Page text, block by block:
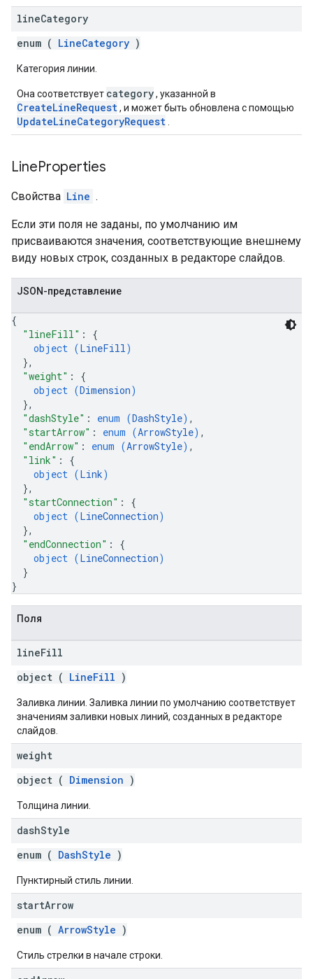
lineCategory
enum ( LineCategory )
Категория линии.
Она соответствует category, указанной в
CreateLineRequest, и может быть обновлена ​​с помощью
UpdateLineCategoryRequest
LineProperties
Свойства Line .
Если эти поля не заданы, по умолчанию им
присваиваются значения, соответствующие внешнему
виду новых строк, созданных в редакторе слайдов.
JSON-представление
{
"lineFill" : {
object (LineFill)
},
"weight" : {
object (Dimension)
},
"dashStyle" : enum (DashStyle) ,
"startArrow" : enum (ArrowStyle) ,
"endArrow" : enum (ArrowStyle) ,
"link" : {
object (Link)
},
"startConnection" : {
object (LineConnection)
},
"endConnection" : {
object (LineConnection)
}
}
Поля
lineFill
object ( LineFill )
Заливка линии. Заливка линии по умолчанию соответствует
значениям заливки новых линий, созданных в редакторе
слайдов.
weight
object ( Dimension )
Толщина линии.
dashStyle
enum ( DashStyle )
Пунктирный стиль линии.
startArrow
enum ( ArrowStyle )
Стиль стрелки в начале строки.